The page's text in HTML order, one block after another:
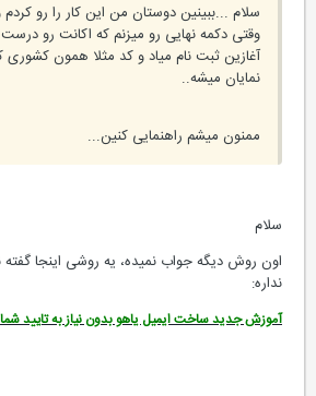
وقتی دکمه نهایی رو میزنم که اکانت رو درست
آغازین ثبت نام میاد و کد مثلا همون کشوری که
نمایان میشه..
ممنون میشم راهنمایی کنین...
سلام
اون روش دیگه جواب نمیده، یه روشی اینجا گفته
نداره:
آموزش جدید ساخت ایمیل یاهو بدون نیاز به تایید شماره تلفن ،